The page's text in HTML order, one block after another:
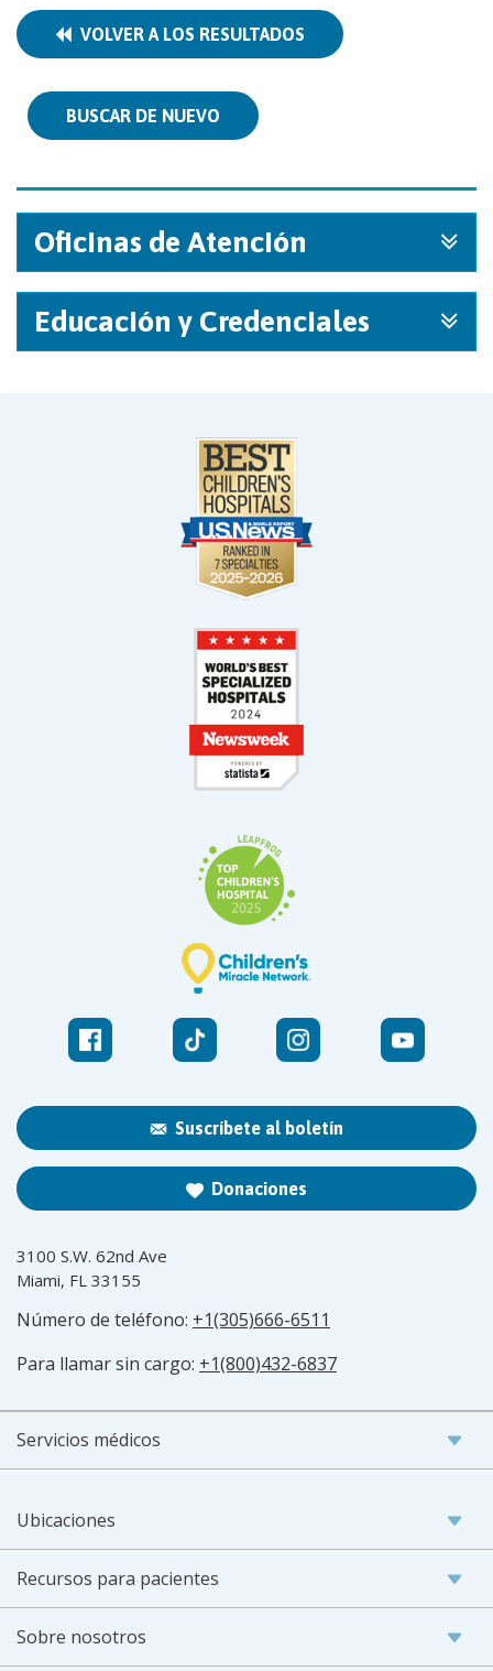
VOLVER A LOS RESULTADOS
BUSCAR DE NUEVO
Oficinas de Atención
Educación y Credenciales
Suscríbete al boletín
Donaciones
3100 S.W. 62nd Ave
Miami, FL 33155
Número de teléfono: +1(305)666-6511
Para llamar sin cargo: +1(800)432-6837
Servicios médicos
Ubicaciones
Recursos para pacientes
Sobre nosotros